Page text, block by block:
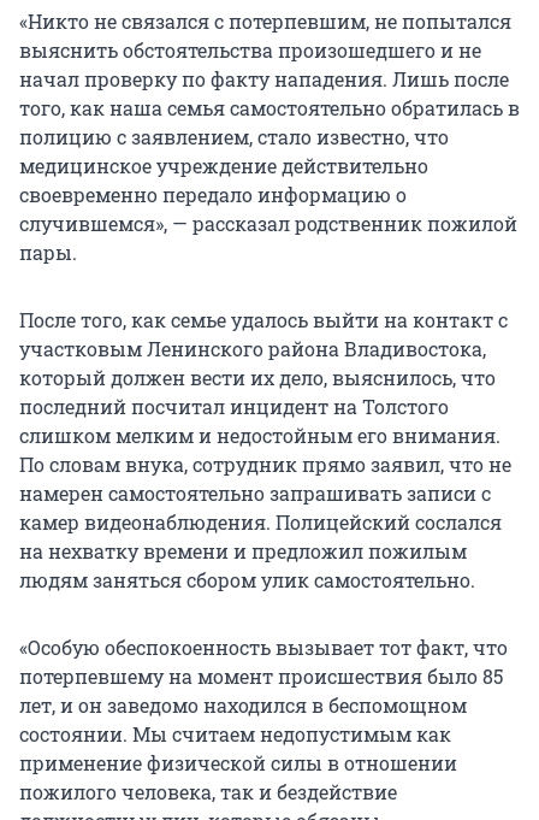
«Никто не связался с потерпевшим, не попытался
выяснить обстоятельства произошедшего и не
начал проверку по факту нападения. Лишь после
того, как наша семья самостоятельно обратилась в
полицию с заявлением, стало известно, что
медицинское учреждение действительно
своевременно передало информацию о
случившемся», — рассказал родственник пожилой
пары.
После того, как семье удалось выйти на контакт с
участковым Ленинского района Владивостока,
который должен вести их дело, выяснилось, что
последний посчитал инцидент на Толстого
слишком мелким и недостойным его внимания.
По словам внука, сотрудник прямо заявил, что не
намерен самостоятельно запрашивать записи с
камер видеонаблюдения. Полицейский сослался
на нехватку времени и предложил пожилым
людям заняться сбором улик самостоятельно.
«Особую обеспокоенность вызывает тот факт, что
потерпевшему на момент происшествия было 85
лет, и он заведомо находился в беспомощном
состоянии. Мы считаем недопустимым как
применение физической силы в отношении
пожилого человека, так и бездействие